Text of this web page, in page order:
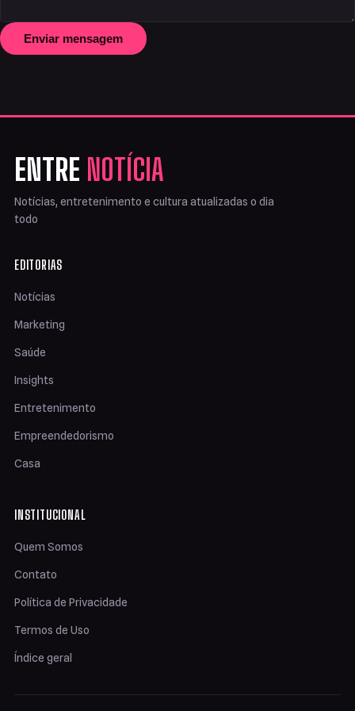
Enviar mensagem
ENTRE NOTÍCIA
Notícias, entretenimento e cultura atualizadas o dia
todo
EDITORIAS
Notícias
Marketing
Saúde
Insights
Entretenimento
Empreendedorismo
Casa
INSTITUCIONAL
Quem Somos
Contato
Política de Privacidade
Termos de Uso
Índice geral